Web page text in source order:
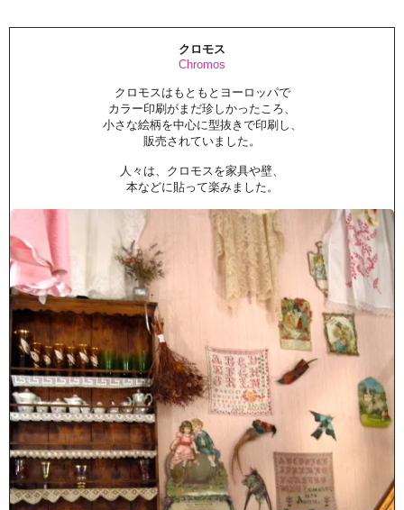
クロモス
Chromos
クロモスはもともとヨーロッパで
カラー印刷がまだ珍しかったころ、
小さな絵柄を中心に型抜きで印刷し、
販売されていました。
人々は、クロモスを家具や壁、
本などに貼って楽みました。